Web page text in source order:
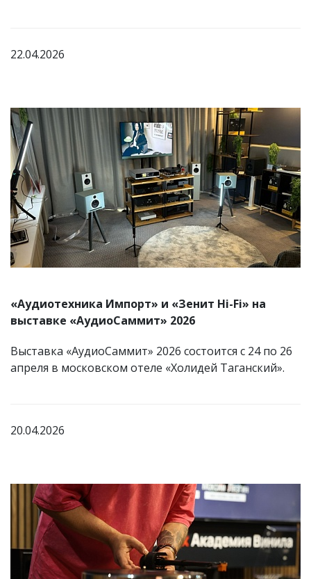
22.04.2026
«Аудиотехника Импорт» и «Зенит Hi-Fi» на
выставке «АудиоСаммит» 2026
Выставка «АудиоСаммит» 2026 состоится с 24 по 26
апреля в московском отеле «Холидей Таганский».
20.04.2026